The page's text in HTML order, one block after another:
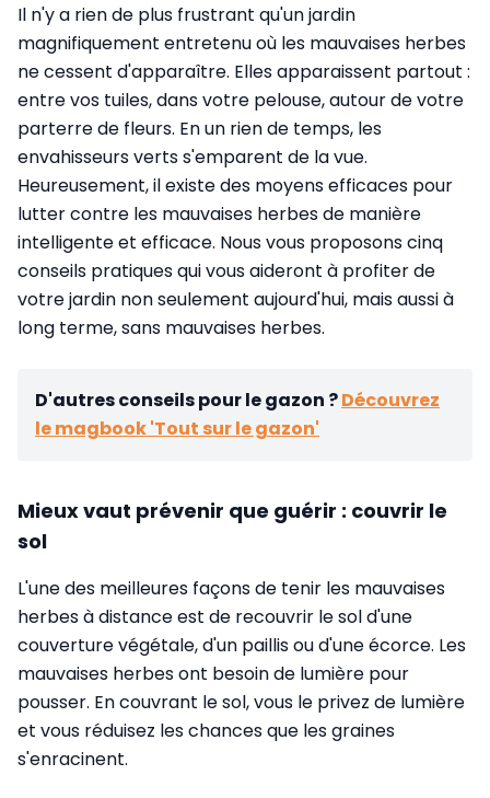
Il n'y a rien de plus frustrant qu'un jardin
magnifiquement entretenu où les mauvaises herbes
ne cessent d'apparaître. Elles apparaissent partout :
entre vos tuiles, dans votre pelouse, autour de votre
parterre de fleurs. En un rien de temps, les
envahisseurs verts s'emparent de la vue.
Heureusement, il existe des moyens efficaces pour
lutter contre les mauvaises herbes de manière
intelligente et efficace. Nous vous proposons cinq
conseils pratiques qui vous aideront à profiter de
votre jardin non seulement aujourd'hui, mais aussi à
long terme, sans mauvaises herbes.
D'autres conseils pour le gazon ?Découvrez
le magbook 'Tout sur le gazon'
Mieux vaut prévenir que guérir : couvrir le
sol
L'une des meilleures façons de tenir les mauvaises
herbes à distance est de recouvrir le sol d'une
couverture végétale, d'un paillis ou d'une écorce. Les
mauvaises herbes ont besoin de lumière pour
pousser. En couvrant le sol, vous le privez de lumière
et vous réduisez les chances que les graines
s'enracinent.